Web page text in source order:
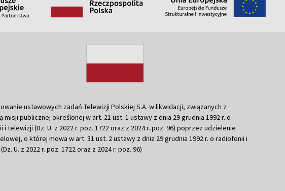
ustawowych zadań Telewizji Polskiej S.A. w likwidacji, związanych z
misji publicznej określonej w art. 21 ust. 1 ustawy z dnia 29 grudnia 1992 r. o
i telewizji (Dz. U. z 2022 r. poz. 1722 oraz z 2024 r. poz. 96) poprzez udzielenie
o której mowa w art. 31 ust. 2 ustawy z dnia 29 grudnia 1992 r. o radiofonii i
U. z 2022 r. poz. 1722 oraz z 2024 r. poz. 96)